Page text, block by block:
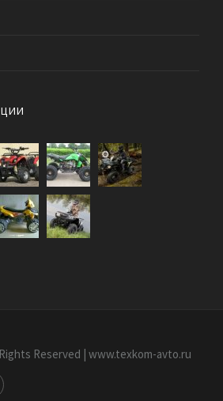
Reserved | www.texkom-avto.ru